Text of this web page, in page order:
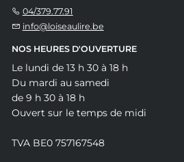
04/379.77.91
info@loiseaulire.be
NOS HEURES D'OUVERTURE
Le lundi de 13 h 30 à 18 h
Du mardi au samedi
de 9 h 30 à 18 h
Ouvert sur le temps de midi
TVA BE0 757167548